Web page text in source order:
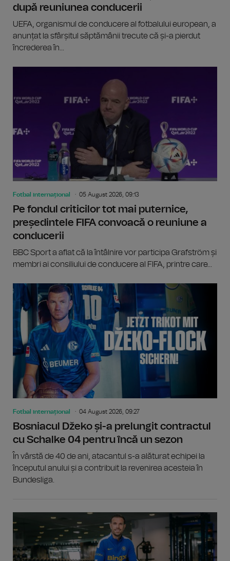
după reuniunea conducerii
UEFA, organismul de conducere al fotbalului european, a
anunțat la sfârșitul săptămânii trecute că și-a pierdut
încrederea în...
Fotbal internațional 05 August 2026, 09:13
Pe fondul criticilor tot mai puternice,
președintele FIFA convoacă o reuniune a
conducerii
BBC Sport a aflat că la întâlnire vor participa Grafström și
membri ai consiliului de conducere al FIFA, printre care...
Fotbal internațional 04 August 2026, 09:27
Bosniacul Džeko și-a prelungit contractul
cu Schalke 04 pentru încă un sezon
În vârstă de 40 de ani, atacantul s-a alăturat echipei la
începutul anului și a contribuit la revenirea acesteia în
Bundesliga.